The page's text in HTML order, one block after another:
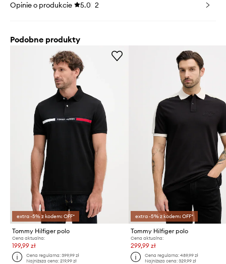
Opinie o produkcie 5.0 2
Podobne produkty
extra -5% z kodem: OFF*
Tommy Hilfiger polo
Cena aktualna:
199,99 zł
Cena regularna:399,99 zł
Najniższa cena:219,99 zł
extra -5% z kodem: OFF*
Tommy Hilfiger polo
Cena aktualna:
299,99 zł
Cena regularna: 489,99 zł
Najniższa cena: 329,99 zł